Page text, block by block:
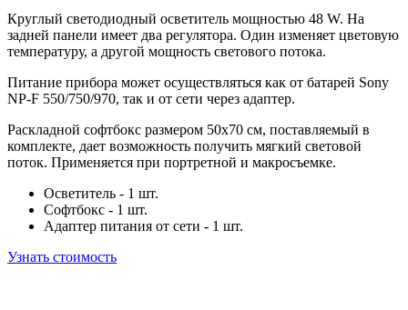
Круглый светодиодный осветитель мощностью 48 W. На
задней панели имеет два регулятора. Один изменяет цветовую
температуру, а другой мощность светового потока.
Питание прибора может осуществляться как от батарей Sony
NP-F 550/750/970, так и от сети через адаптер.
Раскладной софтбокс размером 50х70 см, поставляемый в
комплекте, дает возможность получить мягкий световой
поток. Применяется при портретной и макросъемке.
Осветитель - 1 шт.
Софтбокс - 1 шт.
Адаптер питания от сети - 1 шт.
Узнать стоимость